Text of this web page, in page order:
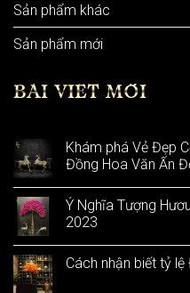
Sản phẩm khác
Sản phẩm mới
BÀI VIẾT MỚI
Khám phá Vẻ Đẹp
Đồng Hoa Văn Ấn
Ý Nghĩa Tượng
2023
Cách nhận biết tỷ